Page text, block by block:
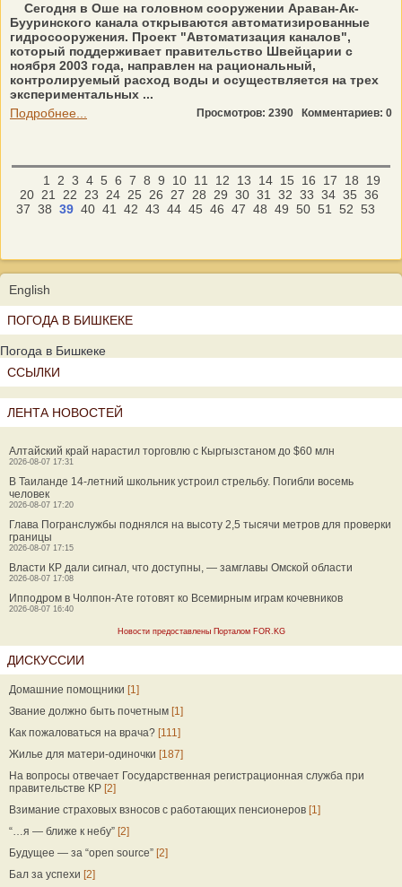
Сегодня в Оше на головном сооружении Араван-Ак-
Бууринского канала открываются автоматизированные
гидросооружения. Проект "Автоматизация каналов",
который поддерживает правительство Швейцарии с
ноября 2003 года, направлен на рациональный,
контролируемый расход воды и осуществляется на трех
экспериментальных ...
Подробнее...
Просмотров: 2390 Комментариев: 0
1 2 3 4 5 6 7 8 9 10 11 12 13 14 15 16 17 18
19
20 21 22 23 24 25 26 27 28 29 30 31 32 33 34 35 36
37 38 39 40 41 42 43 44 45 46 47 48 49 50 51 52 53
English
ПОГОДА В БИШКЕКЕ
Погода в Бишкеке
ССЫЛКИ
ЛЕНТА НОВОСТЕЙ
Алтайский край нарастил торговлю с Кыргызстаном до $60 млн
2026-08-07 17:31
В Таиланде 14-летний школьник устроил стрельбу. Погибли восемь
человек
2026-08-07 17:20
Глава Погранслужбы поднялся на высоту 2,5 тысячи метров для проверки
границы
2026-08-07 17:15
Власти КР дали сигнал, что доступны, — замглавы Омской области
2026-08-07 17:08
Ипподром в Чолпон-Ате готовят ко Всемирным играм кочевников
2026-08-07 16:40
Новости предоставлены Порталом FOR.KG
ДИСКУССИИ
Домашние помощники [1]
Звание должно быть почетным [1]
Как пожаловаться на врача? [111]
Жилье для матери-одиночки [187]
На вопросы отвечает Государственная регистрационная служба при
правительстве КР [2]
Взимание страховых взносов с работающих пенсионеров [1]
“…я — ближе к небу” [2]
Будущее — за “open source” [2]
Бал за успехи [2]